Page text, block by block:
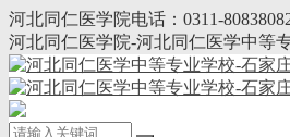
河北同仁医学院电话：0311-
河北同仁医学院-河北同仁医学中等